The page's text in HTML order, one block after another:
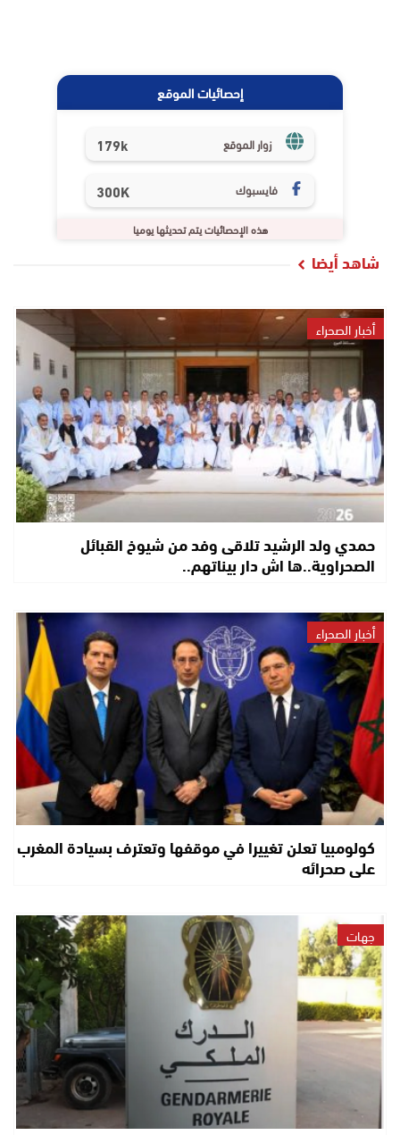
إحصائيات الموقع
زوار الموقع 179k
فايسبوك 300K
هذه الإحصائيات يتم تحديثها يوميا
شاهد أيضا
أخبار الصحراء
حمدي ولد الرشيد تلاقى وفد من شيوخ القبائل
الصحراوية..ها اش دار بيناتهم..
أخبار الصحراء
كولومبيا تعلن تغييرا في موقفها وتعترف بسيادة المغرب
على صحرائه
جهات